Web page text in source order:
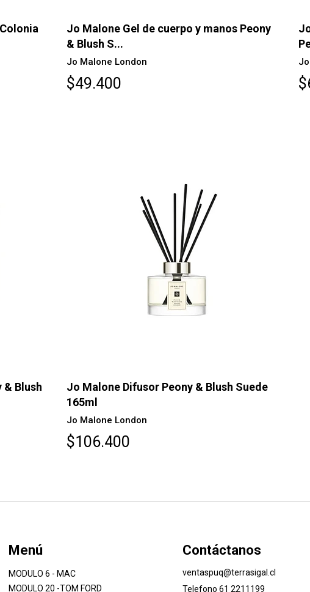
Jo Malone Gel de cuerpo y manos Peony
& Blush S...
Jo Malone London
$49.400
Blush
Jo Malone Difusor Peony & Blush Suede
165ml
Jo Malone London
$106.400
Menú
MODULO 6 - MAC
MODULO 20 -TOM FORD
Contáctanos
ventaspuq@terrasigal.cl
Telefono 61 2211199